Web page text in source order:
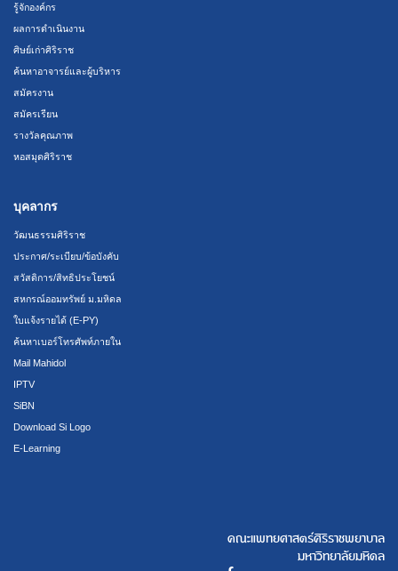
รู้จักองค์กร
ผลการดำเนินงาน
ศิษย์เก่าศิริราช
ค้นหาอาจารย์และผู้บริหาร
สมัครงาน
สมัครเรียน
รางวัลคุณภาพ
หอสมุดศิริราช
บุคลากร
วัฒนธรรมศิริราช
ประกาศ/ระเบียบ/ข้อบังคับ
สวัสดิการ/สิทธิประโยชน์
สหกรณ์ออมทรัพย์ ม.มหิดล
ใบแจ้งรายได้ (E-PY)
ค้นหาเบอร์โทรศัพท์ภายใน
Mail Mahidol
IPTV
SiBN
Download Si Logo
E-Learning
คณะแพทยศาสตร์ศิริราชพยาบาล
มหาวิทยาลัยมหิดล